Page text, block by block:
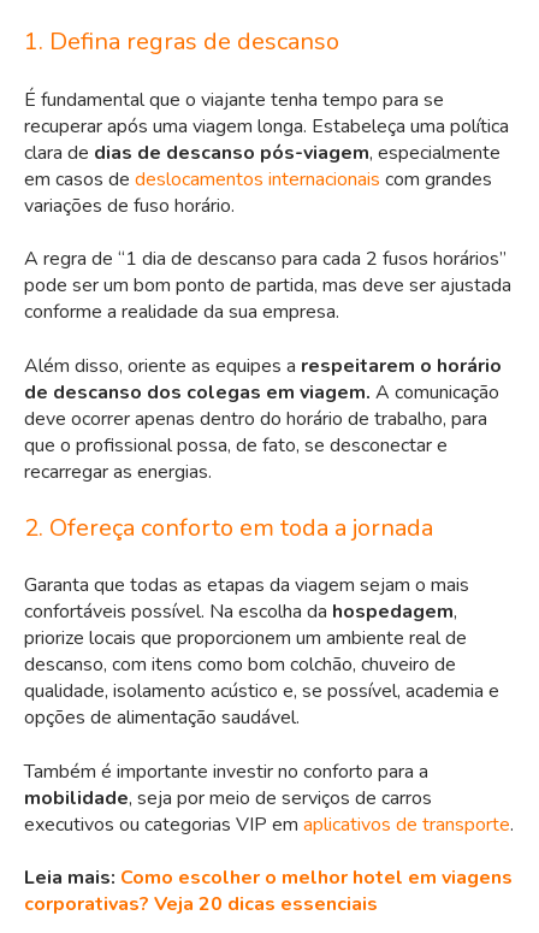
1. Defina regras de descanso
É fundamental que o viajante tenha tempo para se
recuperar após uma viagem longa. Estabeleça uma política
clara de dias de descanso pós-viagem, especialmente
em casos de deslocamentos internacionais com grandes
variações de fuso horário.
A regra de “1 dia de descanso para cada 2 fusos horários”
pode ser um bom ponto de partida, mas deve ser ajustada
conforme a realidade da sua empresa.
Além disso, oriente as equipes a respeitarem o horário
de descanso dos colegas em viagem. A comunicação
deve ocorrer apenas dentro do horário de trabalho, para
que o profissional possa, de fato, se desconectar e
recarregar as energias.
2. Ofereça conforto em toda a jornada
Garanta que todas as etapas da viagem sejam o mais
confortáveis possível. Na escolha da hospedagem,
priorize locais que proporcionem um ambiente real de
descanso, com itens como bom colchão, chuveiro de
qualidade, isolamento acústico e, se possível, academia e
opções de alimentação saudável.
Também é importante investir no conforto para a
mobilidade, seja por meio de serviços de carros
executivos ou categorias VIP em aplicativos de transporte.
Leia mais: Como escolher o melhor hotel em viagens
corporativas? Veja 20 dicas essenciais